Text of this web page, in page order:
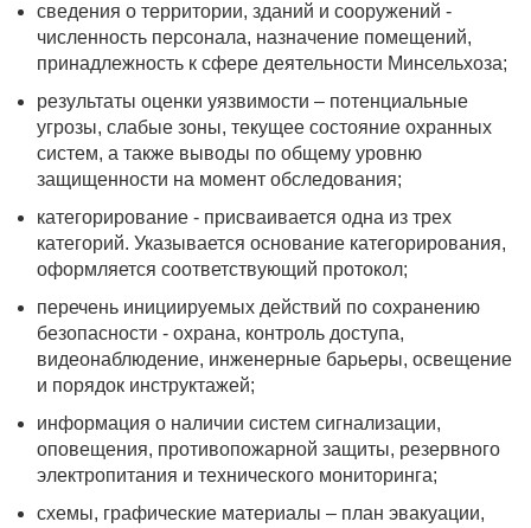
сведения о территории, зданий и сооружений -
численность персонала, назначение помещений,
принадлежность к сфере деятельности Минсельхоза;
результаты оценки уязвимости – потенциальные
угрозы, слабые зоны, текущее состояние охранных
систем, а также выводы по общему уровню
защищенности на момент обследования;
категорирование - присваивается одна из трех
категорий. Указывается основание категорирования,
оформляется соответствующий протокол;
перечень инициируемых действий по сохранению
безопасности - охрана, контроль доступа,
видеонаблюдение, инженерные барьеры, освещение
и порядок инструктажей;
информация о наличии систем сигнализации,
оповещения, противопожарной защиты, резервного
электропитания и технического мониторинга;
схемы, графические материалы – план эвакуации,